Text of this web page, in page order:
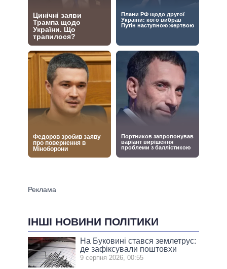
ІНШІ НОВИНИ ПОЛІТИКИ
На Буковині стався землетрус:
де зафіксували поштовхи
9 серпня 2026, 00:55